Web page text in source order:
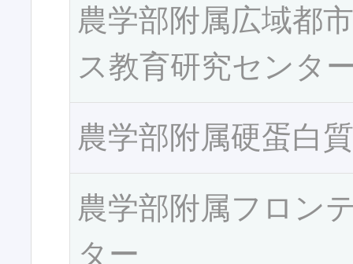
農学部附属広域都
ス教育研究センタ
農学部附属硬蛋白
農学部附属フロン
ター